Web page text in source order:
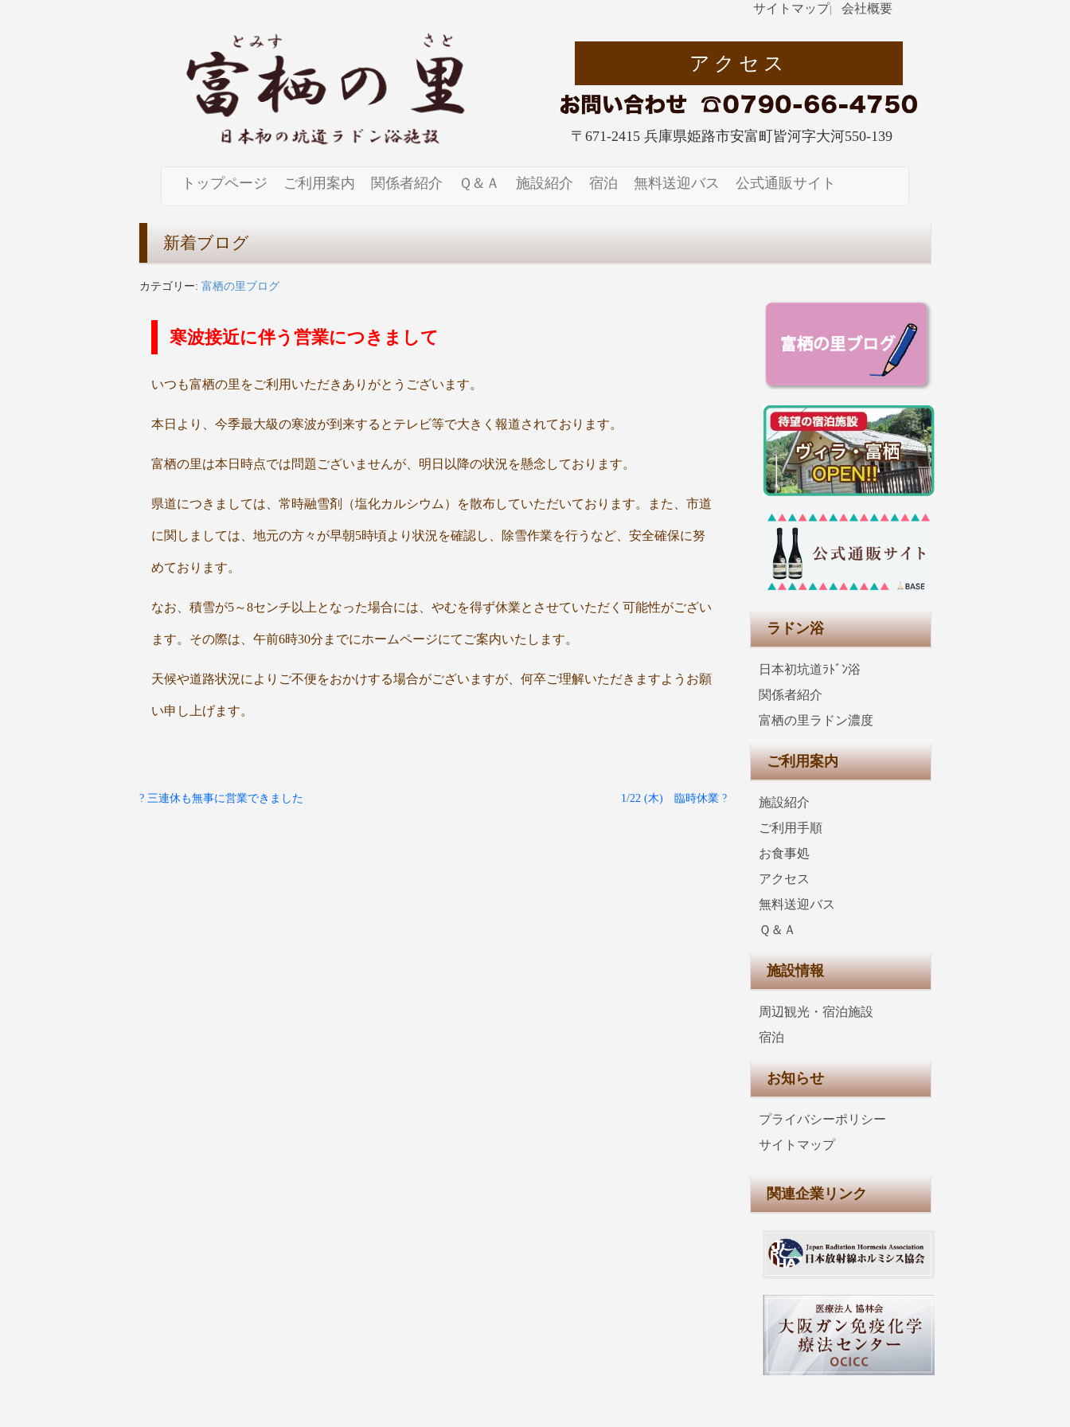
サイトマップ 会社概要
アクセス
〒671-2415 兵庫県姫路市安富町皆河字大河550-139
トップページ ご利用案内 関係者紹介 Ｑ＆Ａ 施設紹介 宿泊 無料送迎バス 公式通販サイト
新着ブログ
カテゴリー: 富栖の里ブログ
寒波接近に伴う営業につきまして
いつも富栖の里をご利用いただきありがとうございます。
本日より、 今季最大級の寒波が到来するとテレビ等で大きく報道されておりま す。
富栖の里は本日時点では問題ございませんが、 明日以降の状況を懸念しております。
県道につきましては、常時融雪剤（塩化カルシウム） を散布していただいております。また、市道
に関しましては、 地元の方々が早朝5時頃より状況を確認し、除雪作業を行うなど、 安全確保に努
めております。
なお、積雪が5～8センチ以上となった場合には、 やむを得ず休業とさせていただく可能性がござい
ます。 その際は、 午前6時30分までにホームページにてご案内いたします。
天候や道路状況によりご不便をおかけする場合がございますが、何卒ご理解いただきますようお願
い申し上げます。
? 三連休も無事に営業できました 1/22 (木) 臨時休業 ?
ラドン浴
日本初坑道ﾗﾄﾞﾝ浴
関係者紹介
富栖の里ラドン濃度
ご利用案内
施設紹介
ご利用手順
お食事処
アクセス
無料送迎バス
Ｑ＆Ａ
施設情報
周辺観光・宿泊施設
宿泊
お知らせ
プライバシーポリシー
サイトマップ
関連企業リンク